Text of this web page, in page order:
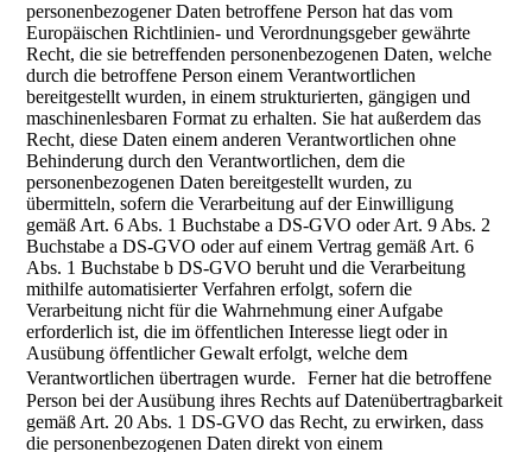
personenbezogener Daten betroffene Person hat das vom
Europäischen Richtlinien- und Verordnungsgeber gewährte
Recht, die sie betreffenden personenbezogenen Daten, welche
durch die betroffene Person einem Verantwortlichen
bereitgestellt wurden, in einem strukturierten, gängigen und
maschinenlesbaren Format zu erhalten. Sie hat außerdem das
Recht, diese Daten einem anderen Verantwortlichen ohne
Behinderung durch den Verantwortlichen, dem die
personenbezogenen Daten bereitgestellt wurden, zu
übermitteln, sofern die Verarbeitung auf der Einwilligung
gemäß Art. 6 Abs. 1 Buchstabe a DS-GVO oder Art. 9 Abs. 2
Buchstabe a DS-GVO oder auf einem Vertrag gemäß Art. 6
Abs. 1 Buchstabe b DS-GVO beruht und die Verarbeitung
mithilfe automatisierter Verfahren erfolgt, sofern die
Verarbeitung nicht für die Wahrnehmung einer Aufgabe
erforderlich ist, die im öffentlichen Interesse liegt oder in
Ausübung öffentlicher Gewalt erfolgt, welche dem
Verantwortlichen übertragen wurde. Ferner hat die betroffene
Person bei der Ausübung ihres Rechts auf Datenübertragbarkeit
gemäß Art. 20 Abs. 1 DS-GVO das Recht, zu erwirken, dass
die personenbezogenen Daten direkt von einem